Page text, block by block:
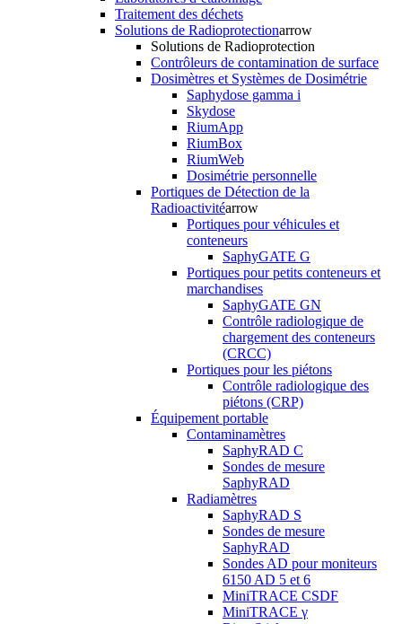
Traitement des déchets
Solutions de Radioprotectionarrow
Solutions de Radioprotection
Contrôleurs de contamination de surface
Dosimètres et Systèmes de Dosimétrie
Saphydose gamma i
Skydose
RiumApp
RiumBox
RiumWeb
Dosimétrie personnelle
Portiques de Détection de la
Radioactivitéarrow
Portiques pour véhicules et
conteneurs
SaphyGATE G
Portiques pour petits conteneurs et
marchandises
SaphyGATE GN
Contrôle radiologique de
chargement des conteneurs
(CRCC)
Portiques pour les piétons
Contrôle radiologique des
piétons (CRP)
Équipement portable
Contaminamètres
SaphyRAD C
Sondes de mesure
SaphyRAD
Radiamètres
SaphyRAD S
Sondes de mesure
SaphyRAD
Sondes AD pour moniteurs
6150 AD 5 et 6
MiniTRACE CSDF
MiniTRACE γ